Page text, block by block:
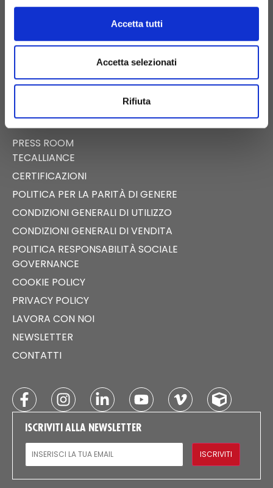
Accetta tutti
Accetta selezionati
Rifiuta
E-COMMERCE
CATALOGO DIGITALE
NEWS
FAST NEWS
PRESS ROOM
TECALLIANCE
CERTIFICAZIONI
POLITICA PER LA PARITÀ DI GENERE
CONDIZIONI GENERALI DI UTILIZZO
CONDIZIONI GENERALI DI VENDITA
POLITICA RESPONSABILITÀ SOCIALE
GOVERNANCE
COOKIE POLICY
PRIVACY POLICY
LAVORA CON NOI
NEWSLETTER
CONTATTI
ISCRIVITI ALLA NEWSLETTER
EMAIL
ISCRIVITI